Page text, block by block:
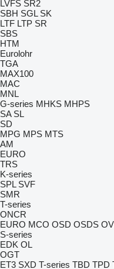
LVFS SR2
SBH SGL SK
LTF LTP SR
SBS
HTM
Eurolohr
TGA
MAX100
MAC
MNL
G-series MHKS MHPS
SA SL
SD
MPG MPS MTS
AM
EURO
TRS
K-series
SPL SVF
SMR
T-series
ONCR
EURO MCO OSD OSDS
S-series
EDK OL
OGT
ET3 SXD T-series TBD TPD